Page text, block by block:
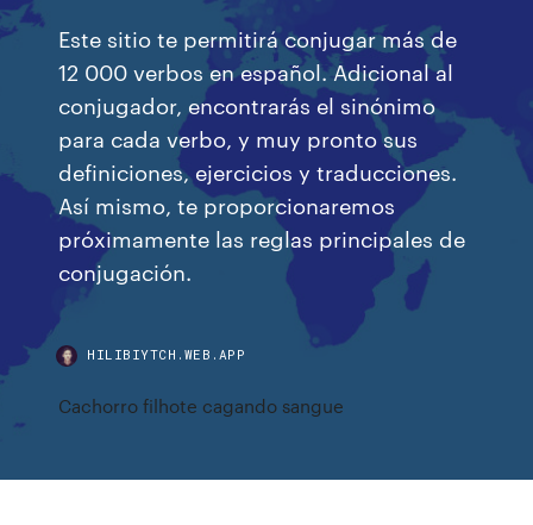
Este sitio te permitirá conjugar más de
12 000 verbos en español. Adicional al
conjugador, encontrarás el sinónimo
para cada verbo, y muy pronto sus
definiciones, ejercicios y traducciones.
Así mismo, te proporcionaremos
próximamente las reglas principales de
conjugación.
HILIBIYTCH.WEB.APP
Cachorro filhote cagando sangue